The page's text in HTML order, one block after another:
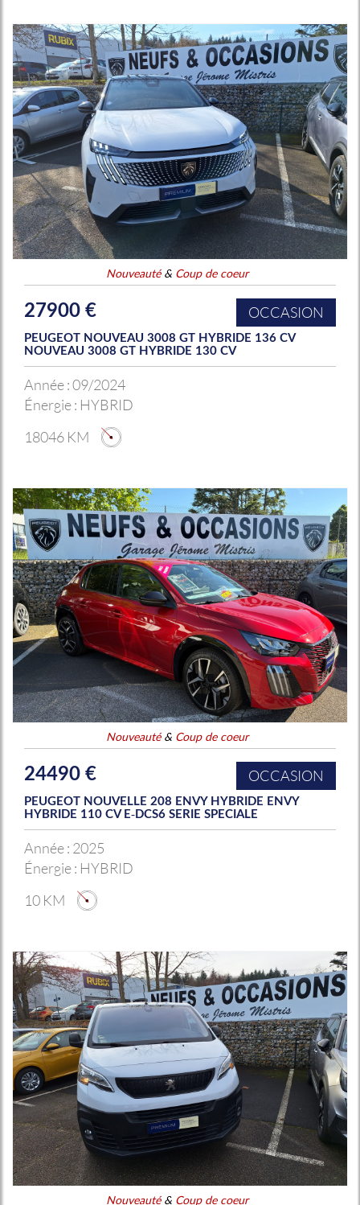
Nouveauté& Coup de coeur
27900 € OCCASION
PEUGEOT NOUVEAU 3008 GT HYBRIDE 136 CV
NOUVEAU 3008 GT HYBRIDE 130 CV
Année :09/2024
Énergie : HYBRID
18046 KM
Nouveauté& Coup de coeur
24490 € OCCASION
PEUGEOT NOUVELLE 208 ENVY HYBRIDE ENVY
HYBRIDE 110 CV E-DCS6 SERIE SPECIALE
Année : 2025
Énergie : HYBRID
10 KM
Nouveauté& Coup de coeur